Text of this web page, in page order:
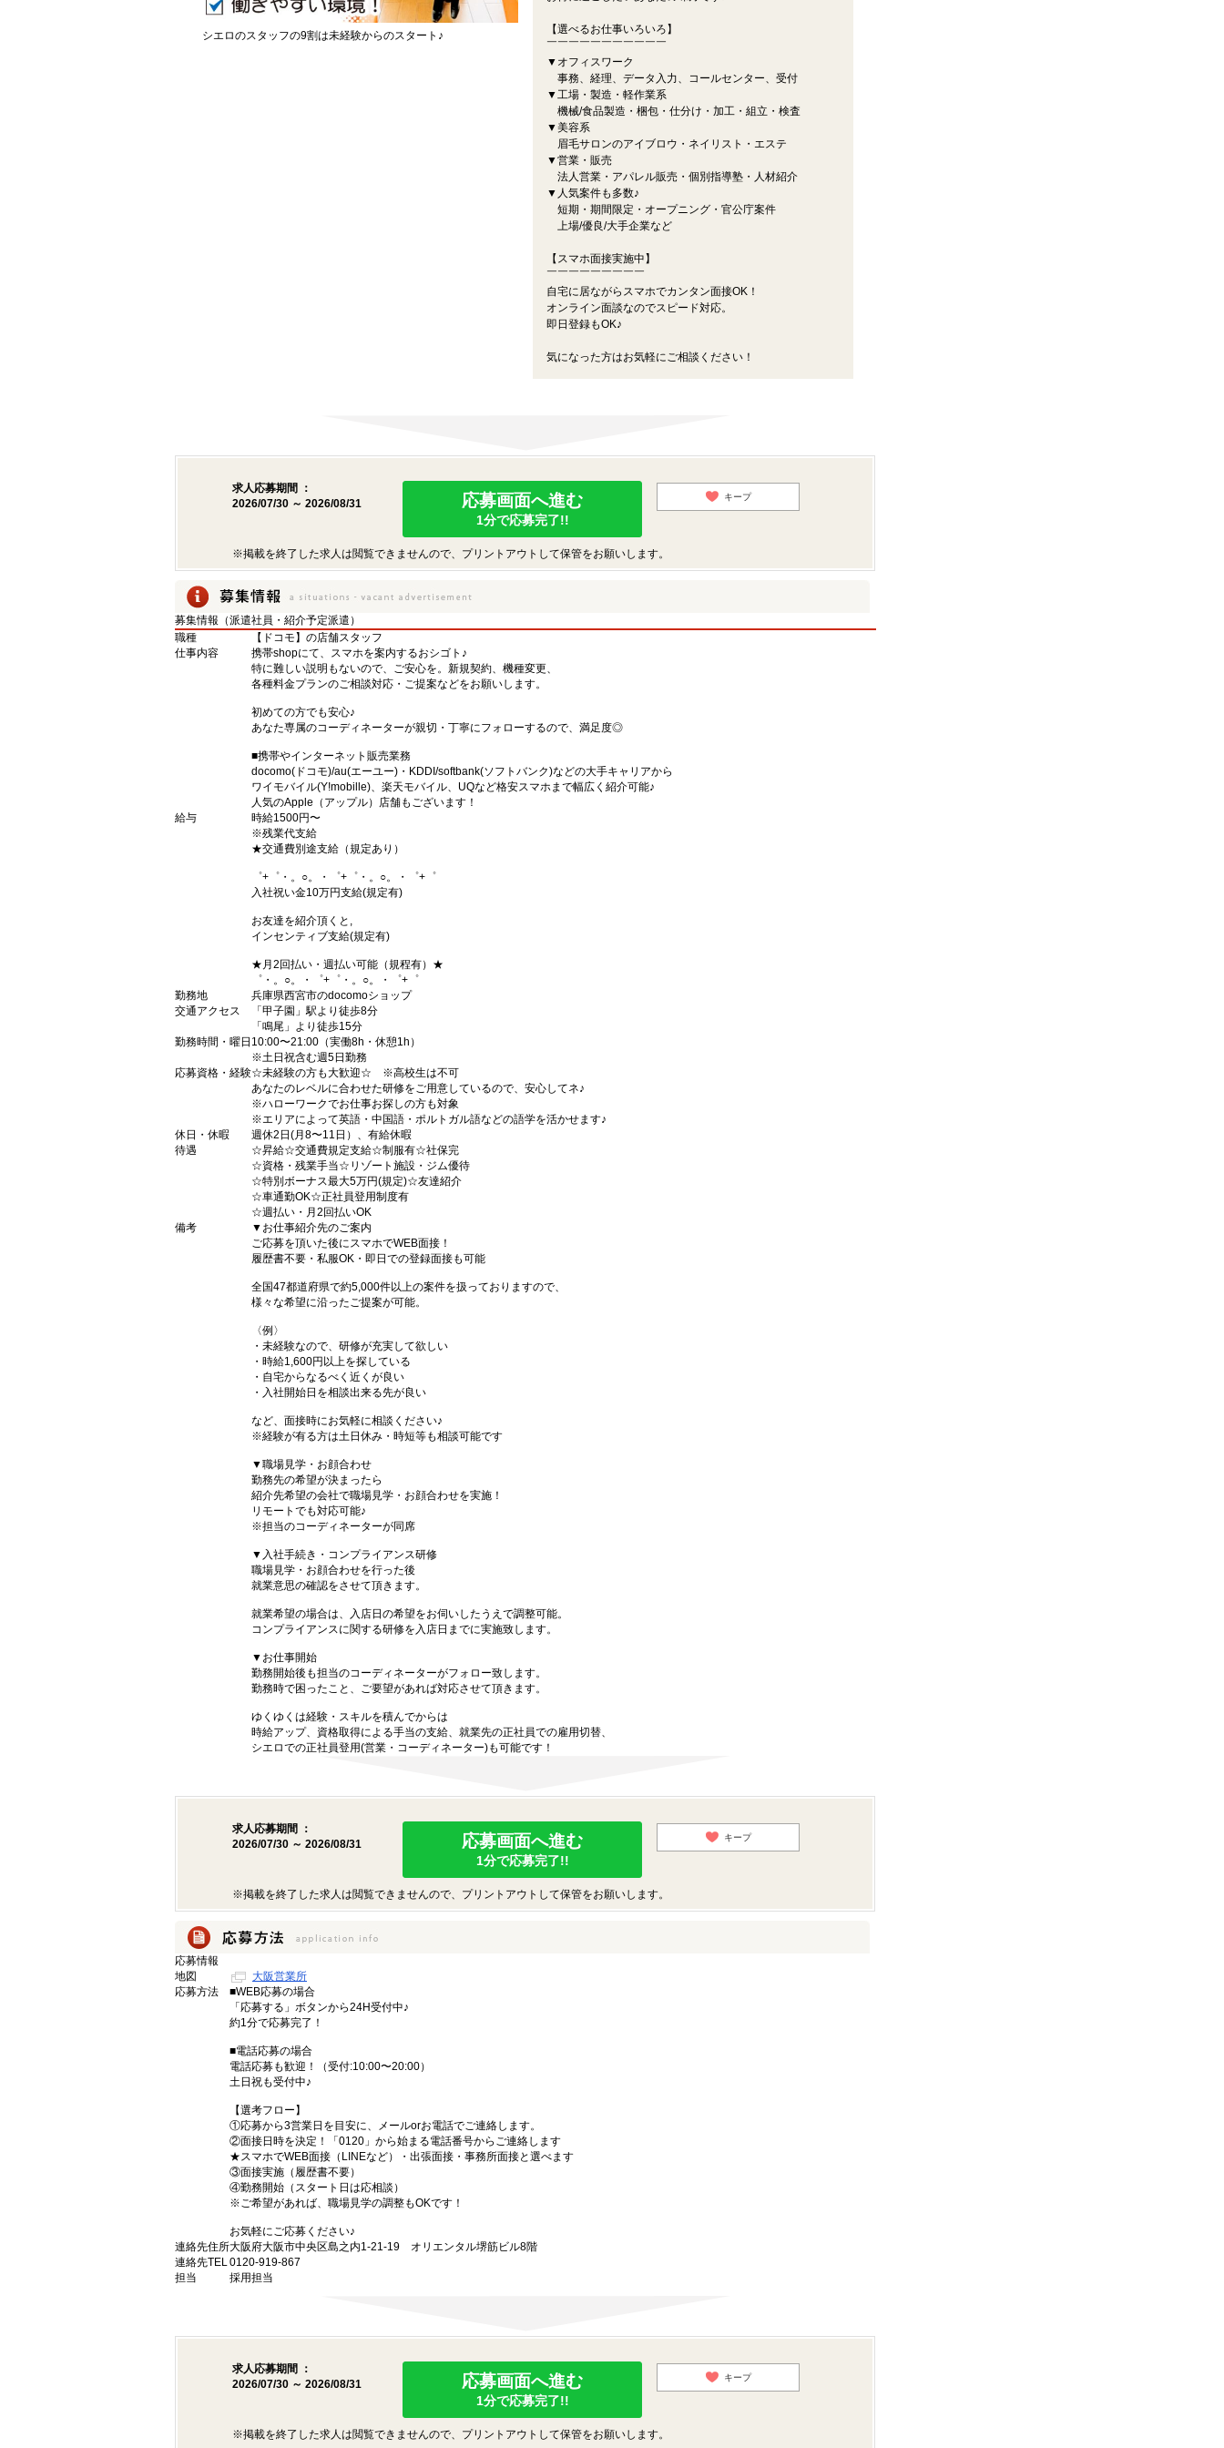
シエロのスタッフの9割は未経験からのスタート♪
【選べるお仕事いろいろ】
￣￣￣￣￣￣￣￣￣￣￣
▼オフィスワーク
事務、経理、データ入力、コールセンター、受付
▼工場・製造・軽作業系
機械/食品製造・梱包・仕分け・加工・組立・検査
▼美容系
眉毛サロンのアイブロウ・ネイリスト・エステ
▼営業・販売
法人営業・アパレル販売・個別指導塾・人材紹介
▼人気案件も多数♪
短期・期間限定・オープニング・官公庁案件
上場/優良/大手企業など
【スマホ面接実施中】
￣￣￣￣￣￣￣￣￣
自宅に居ながらスマホでカンタン面接OK！
オンライン面談なのでスピード対応。
即日登録もOK♪
気になった方はお気軽にご相談ください！
求人応募期間 ：
2026/07/30 ～ 2026/08/31
応募画面へ進む
1分で応募完了!!
キープ
※掲載を終了した求人は閲覧できませんので、プリントアウトして保管をお願いします。
募集情報（派遣社員・紹介予定派遣）
職種
【ドコモ】の店舗スタッフ
仕事内容
携帯shopにて、スマホを案内するおシゴト♪
特に難しい説明もないので、ご安心を。新規契約、機種変更、
各種料金プランのご相談対応・ご提案などをお願いします。
初めての方でも安心♪
あなた専属のコーディネーターが親切・丁寧にフォローするので、満足度◎
■携帯やインターネット販売業務
docomo(ドコモ)/au(エーユー)・KDDI/softbank(ソフトバンク)などの大手キャリアから
ワイモバイル(Y!mobille)、楽天モバイル、UQなど格安スマホまで幅広く紹介可能♪
人気のApple（アップル）店舗もございます！
給与
時給1500円〜
※残業代支給
★交通費別途支給（規定あり）
゜+゜・。○。・゜+゜・。○。・゜+゜
入社祝い金10万円支給(規定有)
お友達を紹介頂くと,
インセンティブ支給(規定有)
★月2回払い・週払い可能（規程有）★
゜・。○。・゜+゜・。○。・゜+゜
勤務地
兵庫県西宮市のdocomoショップ
交通アクセス
「甲子園」駅より徒歩8分
「鳴尾」より徒歩15分
勤務時間・曜日 10:00〜21:00（実働8h・休憩1h）
※土日祝含む週5日勤務
応募資格・経験☆未経験の方も大歓迎☆ ※高校生は不可
あなたのレベルに合わせた研修をご用意しているので、安心してネ♪
※ハローワークでお仕事お探しの方も対象
※エリアによって英語・中国語・ポルトガル語などの語学を活かせます♪
休日・休暇
週休2日(月8〜11日）、有給休暇
待遇
☆昇給☆交通費規定支給☆制服有☆社保完
☆資格・残業手当☆リゾート施設・ジム優待
☆特別ボーナス最大5万円(規定)☆友達紹介
☆車通勤OK☆正社員登用制度有
☆週払い・月2回払いOK
備考
▼お仕事紹介先のご案内
ご応募を頂いた後にスマホでWEB面接！
履歴書不要・私服OK・即日での登録面接も可能
全国47都道府県で約5,000件以上の案件を扱っておりますので、
様々な希望に沿ったご提案が可能。
〈例〉
・未経験なので、研修が充実して欲しい
・時給1,600円以上を探している
・自宅からなるべく近くが良い
・入社開始日を相談出来る先が良い
など、面接時にお気軽に相談ください♪
※経験が有る方は土日休み・時短等も相談可能です
▼職場見学・お顔合わせ
勤務先の希望が決まったら
紹介先希望の会社で職場見学・お顔合わせを実施！
リモートでも対応可能♪
※担当のコーディネーターが同席
▼入社手続き・コンプライアンス研修
職場見学・お顔合わせを行った後
就業意思の確認をさせて頂きます。
就業希望の場合は、入店日の希望をお伺いしたうえで調整可能。
コンプライアンスに関する研修を入店日までに実施致します。
▼お仕事開始
勤務開始後も担当のコーディネーターがフォロー致します。
勤務時で困ったこと、ご要望があれば対応させて頂きます。
ゆくゆくは経験・スキルを積んでからは
時給アップ、資格取得による手当の支給、就業先の正社員での雇用切替、
シエロでの正社員登用(営業・コーディネーター)も可能です！
求人応募期間 ：
2026/07/30 ～ 2026/08/31
応募画面へ進む
1分で応募完了!!
キープ
※掲載を終了した求人は閲覧できませんので、プリントアウトして保管をお願いします。
応募情報
地図
大阪営業所
応募方法
■WEB応募の場合
「応募する」ボタンから24H受付中♪
約1分で応募完了！
■電話応募の場合
電話応募も歓迎！（受付:10:00〜20:00）
土日祝も受付中♪
【選考フロー】
①応募から3営業日を目安に、メールorお電話でご連絡します。
②面接日時を決定！「0120」から始まる電話番号からご連絡します
★スマホでWEB面接（LINEなど）・出張面接・事務所面接と選べます
③面接実施（履歴書不要）
④勤務開始（スタート日は応相談）
※ご希望があれば、職場見学の調整もOKです！
お気軽にご応募ください♪
連絡先住所大阪府大阪市中央区島之内1-21-19 オリエンタル堺筋ビル8階
連絡先TEL0120-919-867
担当
採用担当
求人応募期間 ：
2026/07/30 ～ 2026/08/31
応募画面へ進む
1分で応募完了!!
キープ
※掲載を終了した求人は閲覧できませんので、プリントアウトして保管をお願いします。